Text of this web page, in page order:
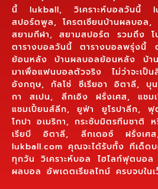
นี้ lukball, วิเคราะห์บอลวันนี้
สปอร์ตพูล, โครตเซียนบ้านผลบอล,
สยามกีฬา, สยามสปอร์ต รวมถึง โ
ตารางบอลวันนี้ ตารางบอลพรุ่งนี้
ย้อนหลัง บ้านผลบอลย้อนหลัง บ้า
มาเพื่อแฟนบอลตัวจริง ไม่ว่าจะเป็
อังกฤษ, กัลโช่ ซีเรียอา อิตาลี, บุ
กา สเปน, ลีกเอิง ฝรั่งเศส, แช
แชมเปี้ยนส์ลีก, ยูฟ่า ยูโรปาลีก, ฟุ
โกปา อเมริกา, กระชับมิตรทีมชาติ
เรียบี อิตาลี, ลีกเดอซ์ ฝรั่งเ
lukball.com คุณจะได้รับทั้ง ทีเด็
ทุกวัน วิเคราะห์บอล ไฮไลท์ฟุตบอล
ผลบอล อัพเดตเรียลไทม์ ครบจบใน